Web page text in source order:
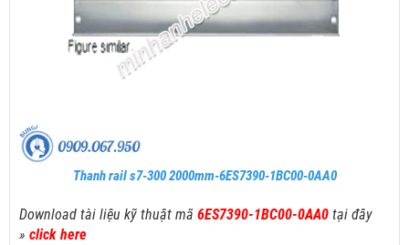
Thanh rail s7-300 2000mm-6ES7390-1BC00-0AA0
Download tài liệu kỹ thuật mã 6ES7390-1BC00-0AA0 tại đây
» click here